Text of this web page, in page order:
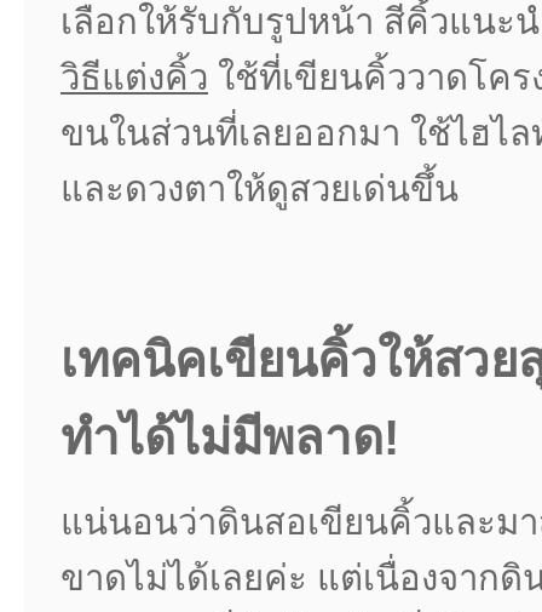
เลือกให้รับกับรูปหน้า สีคิ้วแนะ
วิธีแต่งคิ้ว ใช้ที่เขียนคิ้ววาดโค
ขนในส่วนที่เลยออกมา ใช้ไฮไ
และดวงตาให้ดูสวยเด่นขึ้น
เทคนิคเขียนคิ้วให้สวย
ทำได้ไม่มีพลาด!
แน่นอนว่าดินสอเขียนคิ้วและม
ขาดไม่ได้เลยค่ะ แต่เนื่องจาก